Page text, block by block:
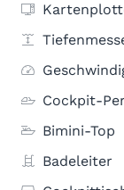
Cockpit-
Bimini-Top
Badeleiter